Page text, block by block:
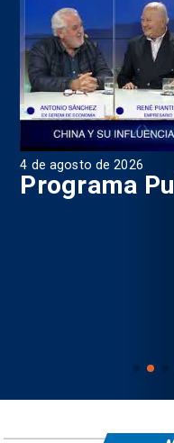
4 de agosto de 2026
Programa